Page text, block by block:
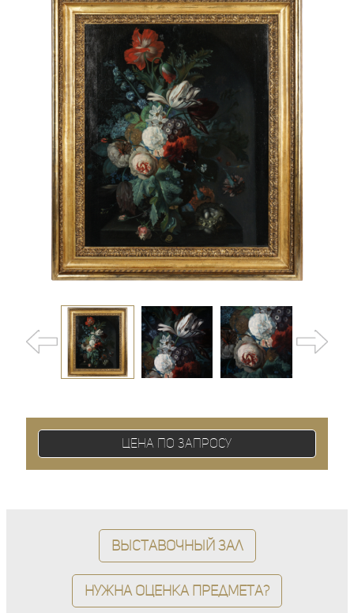
Цена по запросу
Выставочный зал
Нужна оценка предмета?